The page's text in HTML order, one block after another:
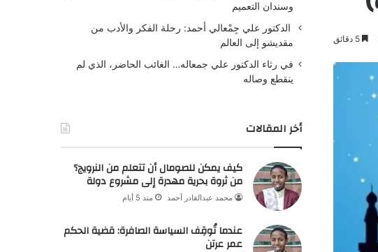
وسندان التعميم
الدكتور علي جِمْعالي أحمد: رحلة الفكر والأدب من
مقديشو إلى العالم
في رثاء الدكتور علي جمعاله… الغائب الحاضر، الذي لم
ينقطع وصاله
أخر المقالات
كيف يمكن للصومال أن تتعلم من النرويج؟
من ثروة بحرية مهدرة إلى مشروع دولة
محمد عبدالقادر أحمد منذ 5 أيام
عندما تُوقِف السياسة الصافرة: قضية الحكم
عمر عرتن